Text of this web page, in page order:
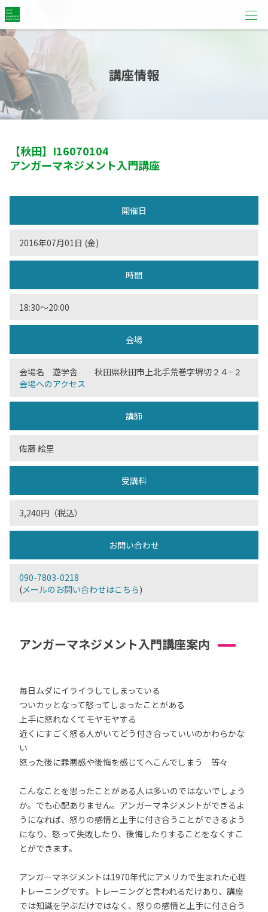
講座情報
【秋田】 I16070104
アンガーマネジメント入門講座
開催日
2016年07月01日 (金)
時間
18:30〜20:00
会場
会場名 遊学舎 秋田県秋田市上北手荒巻字堺切２４−２
会場へのアクセス
講師
佐藤 絵里
受講料
3,240円（税込）
お問い合わせ
090-7803-0218
(メールのお問い合わせはこちら)
アンガーマネジメント入門講座案内
毎日ムダにイライラしてしまっている
ついカッとなって怒ってしまったことがある
上手に怒れなくてモヤモヤする
近くにすごく怒る人がいてどう付き合っていいのかわらかな
い
怒った後に罪悪感や後悔を感じてへこんでしまう 等々
こんなことを思ったことがある人は多いのではないでしょう
か。でも心配ありません。アンガーマネジメントができるよ
うになれば、怒りの感情と上手に付き合うことができるよう
になり、怒って失敗したり、後悔したりすることをなくすこ
とができます。
アンガーマネジメントは1970年代にアメリカで生まれた心理
トレーニングです。トレーニングと言われるだけあり、講座
では知識を学ぶだけではなく、怒りの感情と上手に付き合う